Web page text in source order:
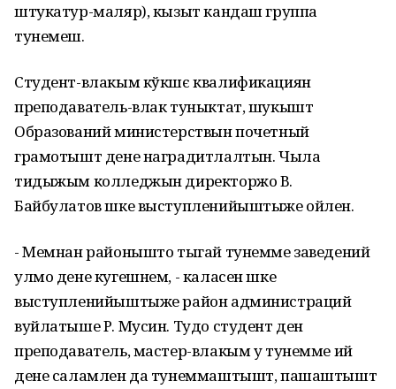
штукатур-маляр), кызыт кандаш группа
тунемеш.
Студент-влакым кўкшє квалификациян
преподаватель-влак туныктат, шукышт
Образований министерствын почетный
грамотышт дене наградитлалтын. Чыла
тидыжым колледжын директоржо В.
Байбулатов шке выступленийыштыже ойлен.
- Мемнан районышто тыгай тунемме заведений
улмо дене кугешнем, - каласен шке
выступленийыштыже район администраций
вуйлатыше Р. Мусин. Тудо студент ден
преподаватель, мастер-влакым у тунемме ий
дене саламлен да тунеммаштышт, пашаштышт